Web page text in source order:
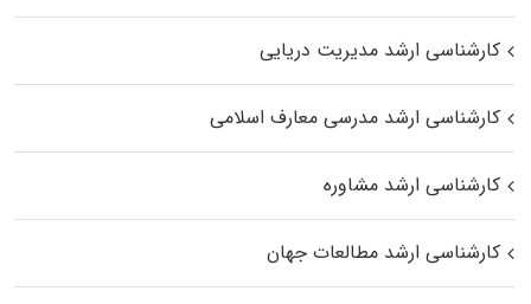
کارشناسی ارشد مدیریت دریایی
کارشناسی ارشد مدرسی معارف اسلامی
کارشناسی ارشد مشاوره
کارشناسی ارشد مطالعات جهان